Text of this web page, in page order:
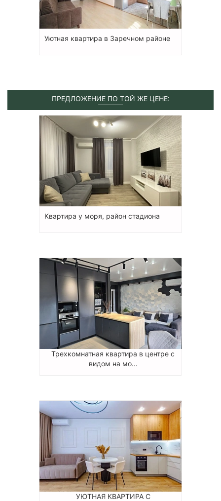
Уютная квартира в Заречном районе
ПРЕДЛОЖЕНИЕ ПО ТОЙ ЖЕ ЦЕНЕ:
Квартира у моря, район стадиона
Трехкомнатная квартира в центре с
видом на мо...
УЮТНАЯ КВАРТИРА С